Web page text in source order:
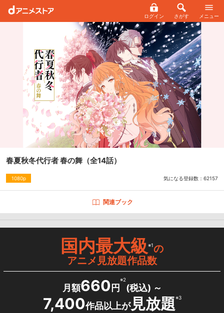
ログイン さがす メニュー
春夏秋冬代行者 春の舞 （全14話）
1080p 気になる登録数： 62157
関連ブック
国内最大級※1の
アニメ見放題作品数
月額660 円
※2
(税込) ～
7,400作品以上が見放題※3